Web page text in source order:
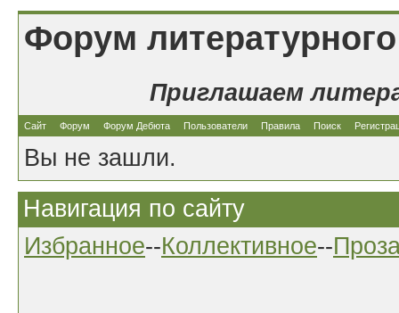
Форум
Приглашаем
Сайт Форум Форум Дебюта Пользователи Правила Поиск
Вы не зашли.
Навигация по сайту
Избранное--Коллективное--